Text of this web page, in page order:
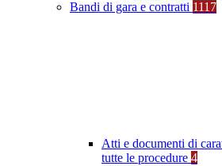
Bandi di gara e contratti 1117
Atti e documenti di
tutte le procedure 4